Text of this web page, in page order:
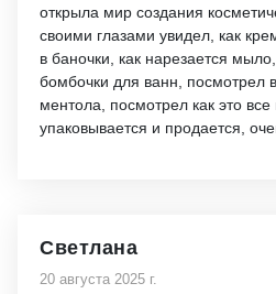
открыла мир создания
своими глазами увидел, как
в баночки, как нарезается
бомбочки для ванн, посмотрел
ментола, посмотрел как это все
упаковывается и продается,
Светлана
20 августа 2025 г.